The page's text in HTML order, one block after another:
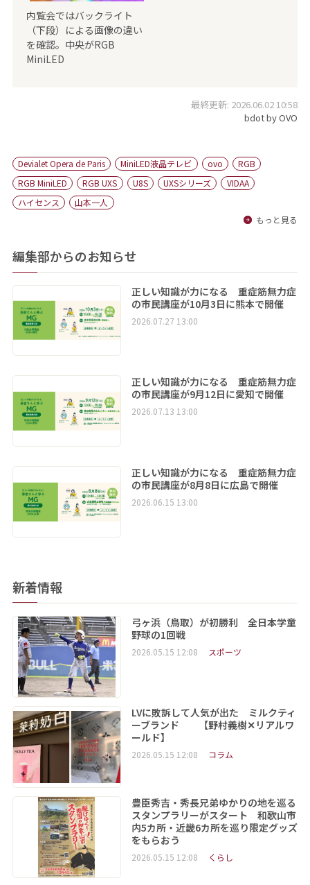
内覧会ではバックライト
（下段）による画像の違い
を確認。中央がRGB
MiniLED
最終更新: 2026.06.02 10:58
bdot by OVO
Devialet Opera de Paris MiniLED液晶テレビ ovo
RGB
RGB MiniLED
RGB UXS U8S UXSシリーズ
VIDAA
ハイセンス
山本一人
もっと見る
編集部からのお知らせ
正しい知識が力になる 重症筋無力症
の市民講座が10月3日に熊本で開催
2026.07.27 13:00
正しい知識が力になる 重症筋無力症
の市民講座が9月12日に愛知で開催
2026.07.13 13:00
正しい知識が力になる 重症筋無力症
の市民講座が8月8日に広島で開催
2026.06.15 13:00
新着情報
弓ヶ浜（鳥取）が初勝利 全日本学童
野球の1回戦
2026.05.15 12:08 スポーツ
LVに敗訴して人気が出た ミルクティ
ーブランド 【野村義樹✕リアルワ
ールド】
2026.05.15 12:08 コラム
豊臣秀吉・秀長兄弟ゆかりの地を巡る
スタンプラリーがスタート 和歌山市
内5カ所・近畿6カ所を巡り限定グッズ
をもらおう
2026.05.15 12:08 くらし